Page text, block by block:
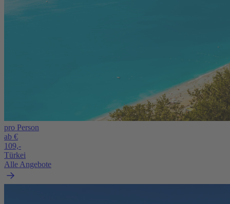
pro Person
ab €
109,-
Türkei
Alle Angebote